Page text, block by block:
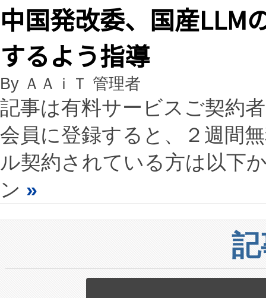
中国発改委、国産LLM
するよう指導
By ＡＡｉＴ 管理者
記事は有料サービスご契約
会員に登録すると、２週間
ル契約されている方は以下
ン »